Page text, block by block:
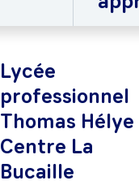
Lycée
professionnel
Thomas Hélye
Centre La
Bucaille